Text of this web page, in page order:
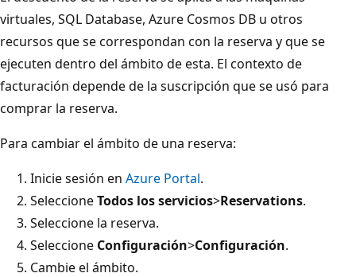
virtuales, SQL Database, Azure Cosmos DB u otros
recursos que se correspondan con la reserva y que se
ejecuten dentro del ámbito de esta. El contexto de
facturación depende de la suscripción que se usó para
comprar la reserva.
Para cambiar el ámbito de una reserva:
Inicie sesión en Azure Portal.
SeleccioneTodos los servicios>Reservations.
Seleccione la reserva.
Seleccione Configuración>Configuración.
Cambie el ámbito.